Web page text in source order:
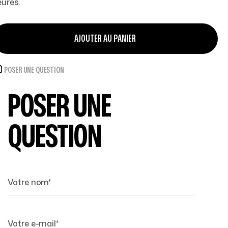
AJOUTER AU PANIER
POSER UNE QUESTION
POSER UNE
QUESTION